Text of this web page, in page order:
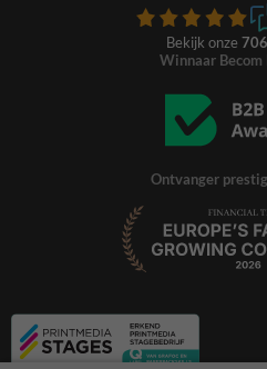
Bekijk onze
Winnaar Becom
Ontvanger